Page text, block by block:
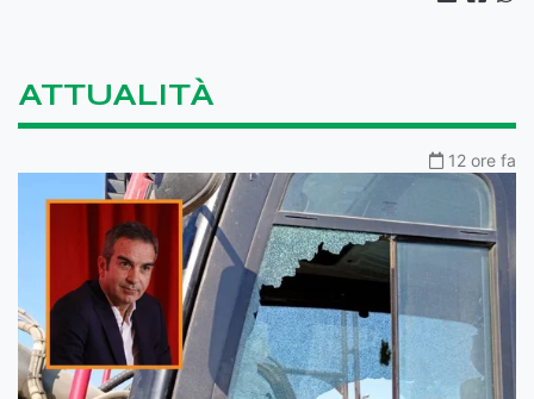
ATTUALITÀ
12 ore fa